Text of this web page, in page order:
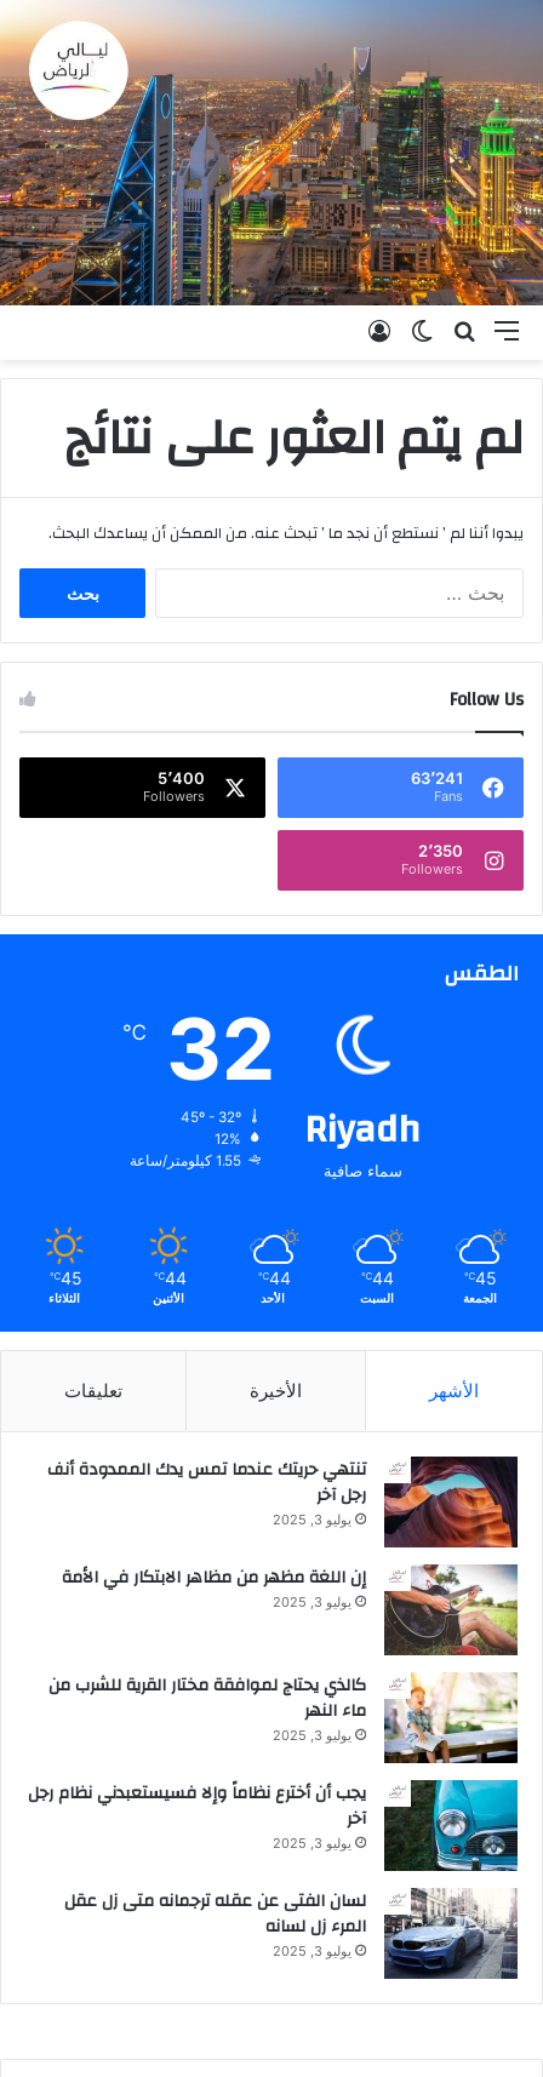
القائمة بحث عنالوضع المظلم
لم يتم العثور على نتائج
يبدوا أننا لم ’ نستطع أن نجد ما ’ تبحث عنه. من الممكن أن يساعدك البحث.
ن
:
Follow Us
63٬241
Fans
5٬400
Followers
2٬350
Followers
الطقس
Riyadh
سماء صافية
32
℃
12%
1.55 كيلومتر/ساعة
45
℃
الجمعة
44
℃
السبت
44
℃
الأحد
44
℃
الأثنين
45
℃
الثلاثاء
الأشهر الأخيرة تعليقات
تنتهي حريتك عندما تمس يدك الممدودة أنف
رجل آخر
يوليو 3, 2025
إن اللغة مظهر من مظاهر الابتكار في الأمة
يوليو 3, 2025
كالذي يحتاج لموافقة مختار القرية للشرب من
ماء النهر
يوليو 3, 2025
يجب أن أخترع نظاماً وإلا فسيستعبدني نظام رجل
آخر
يوليو 3, 2025
لسان الفتى عن عقله ترجمانه متى زل عقل
المرء زل لسانه
يوليو 3, 2025